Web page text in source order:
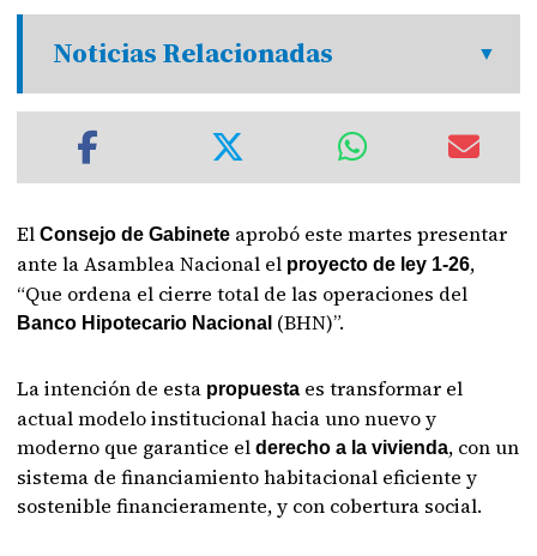
Noticias Relacionadas
ElConsejo de Gabinete aprobó este martes presentar
ante la Asamblea Nacional el proyecto de ley 1-26,
“Que ordena el cierre total de las operaciones del
Banco Hipotecario Nacional (BHN)”.
La intención de esta propuesta es transformar el
actual modelo institucional hacia uno nuevo y
moderno que garantice elderecho a la vivienda, con un
sistema de financiamiento habitacional eficiente y
sostenible financieramente, y con cobertura social.